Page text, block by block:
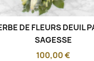
DE FLEURS DEUIL
SAGESSE
100,00 €